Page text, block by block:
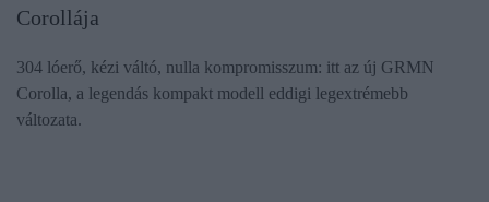
Corollája
304 lóerő, kézi váltó, nulla kompromisszum: itt az új GRMN
Corolla, a legendás kompakt modell eddigi legextrémebb
változata.